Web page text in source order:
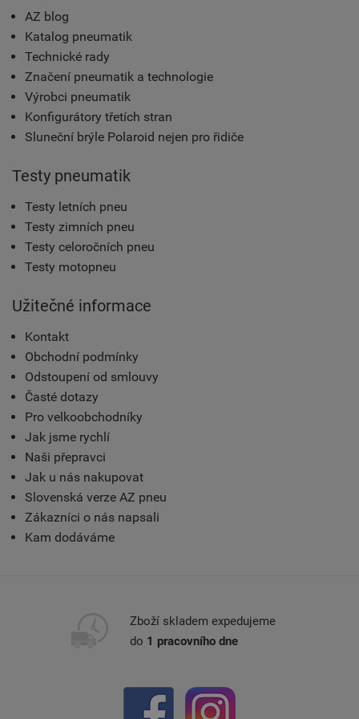
AZ blog
Katalog pneumatik
Technické rady
Značení pneumatik a technologie
Výrobci pneumatik
Konfigurátory třetích stran
Sluneční brýle Polaroid nejen pro řidiče
Testy pneumatik
Testy letních pneu
Testy zimních pneu
Testy celoročních pneu
Testy motopneu
Užitečné informace
Kontakt
Obchodní podmínky
Odstoupení od smlouvy
Časté dotazy
Pro velkoobchodníky
Jak jsme rychlí
Naši přepravci
Jak u nás nakupovat
Slovenská verze AZ pneu
Zákazníci o nás napsali
Kam dodáváme
Zboží skladem expedujeme
do 1 pracovního dne